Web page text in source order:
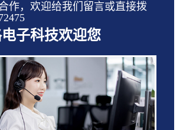
作，欢迎给我们留言或直接拨
子科技欢迎您